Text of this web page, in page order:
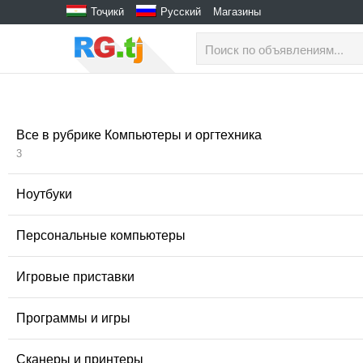
Тоҷикӣ Русский Магазины
Все в рубрике Компьютеры и оргтехника
3
Ноутбуки
Персональные компьютеры
Игровые приставки
Программы и игры
Сканеры и принтеры